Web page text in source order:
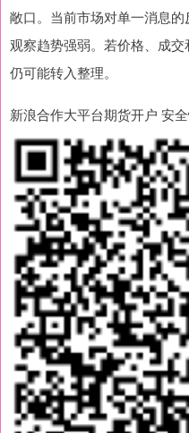
敞口。当前市场对单一消息
观察趋势强弱。若价格、成
仍可能转入整理。
新浪合作大平台期货开户 安